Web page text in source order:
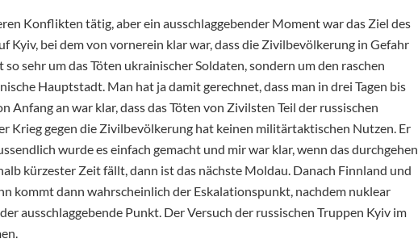
Konflikten tätig, aber ein ausschlaggebender Moment war das Ziel des
Kyiv, bei dem von vornerein klar war, dass die Zivilbevölkerung in Gefahr
so sehr um das Töten ukrainischer Soldaten, sondern um den raschen
Hauptstadt. Man hat ja damit gerechnet, dass man in drei Tagen bis
Anfang an war klar, dass das Töten von Zivilsten Teil der russischen
Krieg gegen die Zivilbevölkerung hat keinen militärtaktischen Nutzen. Er
wurde es einfach gemacht und mir war klar, wenn das durchgehen
kürzester Zeit fällt, dann ist das nächste Moldau. Danach Finnland und
kommt dann wahrscheinlich der Eskalationspunkt, nachdem nuklear
ausschlaggebende Punkt. Der Versuch der russischen Truppen Kyiv im